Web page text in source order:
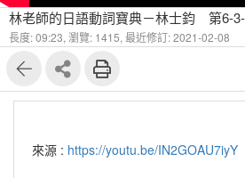
長度: 09:23, 瀏覽: 1415, 最近修訂: 2021-02-08
來源 : https://youtu.be/IN2GOAU7iyY